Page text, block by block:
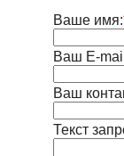
Ваше имя:
Ваш E-
Ваш
Текст